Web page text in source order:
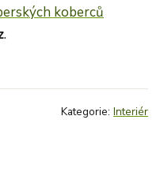
koberců
.
Kategorie: Interiér